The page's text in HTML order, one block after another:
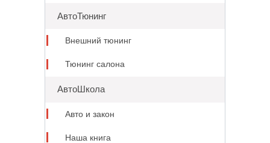
АвтоТюнинг
Внешний тюнинг
Тюнинг салона
АвтоШкола
Авто и закон
Наша книга